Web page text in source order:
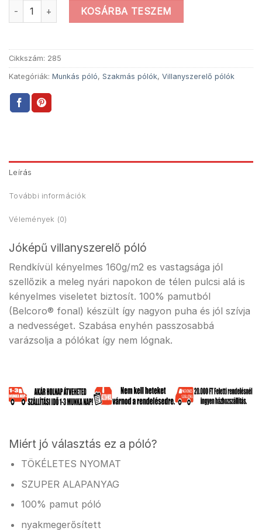
Jóképű villanyszerelő póló mennyiség
KOSÁRBA TESZEM
Cikkszám: 285
Kategóriák: Munkás póló, Szakmás pólók, Villanyszerelő pólók
Leírás
További információk
Vélemények (0)
Jóképű villanyszerelő póló
Rendkívül kényelmes 160g/m2 es vastagsága jól
szellőzik a meleg nyári napokon de télen pulcsi alá is
kényelmes viseletet biztosít. 100% pamutból
(Belcoro® fonal) készült így nagyon puha és jól szívja
a nedvességet. Szabása enyhén passzosabbá
varázsolja a pólókat így nem lógnak.
Miért jó választás ez a póló?
TÖKÉLETES NYOMAT
SZUPER ALAPANYAG
100% pamut póló
nyakmegerősített